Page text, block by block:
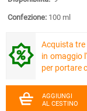
Confezione: 100 ml
Acquista tre
in omaggio
per portare
AGGIUNGI
AL CESTINO